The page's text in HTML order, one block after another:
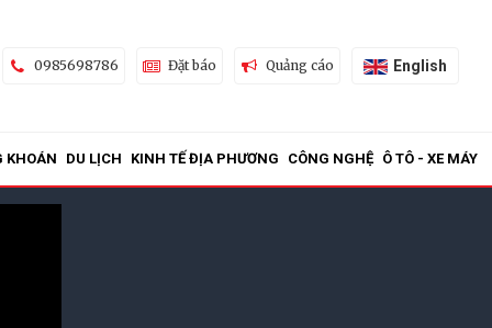
0985698786 Đặt báo Quảng cáo English
KHOÁN DU LỊCH KINH TẾ ĐỊA PHƯƠNG CÔNG NGHỆ Ô TÔ - XE MÁY